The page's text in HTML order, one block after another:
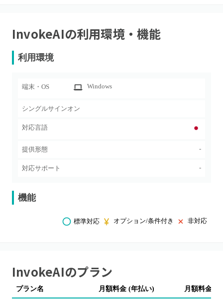
InvokeAIの利用環境・機能
利用環境
端末・OS Windows
シングルサインオン
対応言語
提供形態 -
対応サポート -
機能
標準対応 オプション/条件付き 非対応
InvokeAIのプラン
プラン名 月額料金 (年払い) 月額料金 (